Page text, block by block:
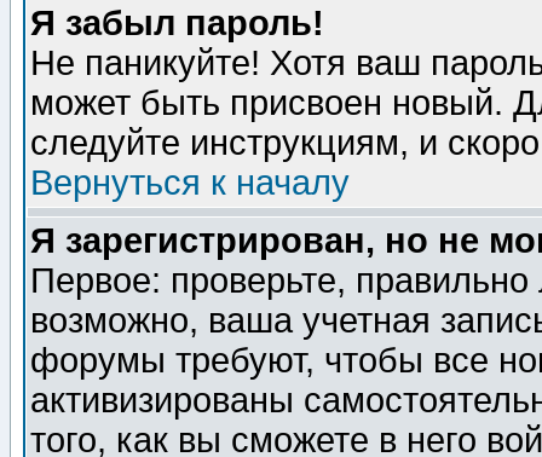
Я забыл пароль!
Не паникуйте! Хотя ваш
может быть присвоен новый.
следуйте инструкциям, и
Вернуться к началу
Я зарегистрирован, но не
Первое: проверьте,
возможно, ваша учетная
форумы требуют, чтобы все
активизированы
того, как вы сможете в него